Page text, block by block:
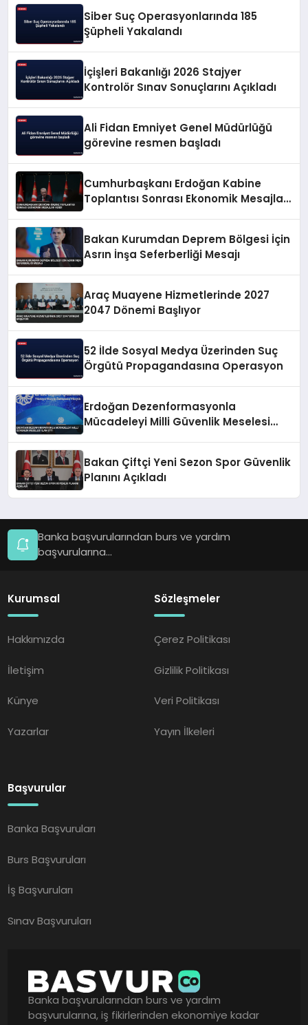
Siber Suç Operasyonlarında 185
Şüpheli Yakalandı
İçişleri Bakanlığı 2026 Stajyer
Kontrolör Sınav Sonuçlarını Açıkladı
Ali Fidan Emniyet Genel Müdürlüğü
görevine resmen başladı
Cumhurbaşkanı Erdoğan Kabine
Toplantısı Sonrası Ekonomik Mesajlar
Bakan Kurumdan Deprem Bölgesi İçin
Asrın İnşa Seferberliği Mesajı
Araç Muayene Hizmetlerinde 2027
2047 Dönemi Başlıyor
52 İlde Sosyal Medya Üzerinden Suç
Örgütü Propagandasına Operasyon
Erdoğan Dezenformasyonla
Mücadeleyi Milli Güvenlik Meselesi
Bakan Çiftçi Yeni Sezon Spor Güvenlik
Planını Açıkladı
Banka başvurularından burs ve yardım
başvurularına...
Kurumsal
Hakkımızda
İletişim
Künye
Yazarlar
Sözleşmeler
Çerez Politikası
Gizlilik Politikası
Veri Politikası
Yayın İlkeleri
Başvurular
Banka Başvuruları
Burs Başvuruları
İş Başvuruları
Sınav Başvuruları
Banka başvurularından burs ve yardım
başvurularına, iş fikirlerinden ekonomiye kadar